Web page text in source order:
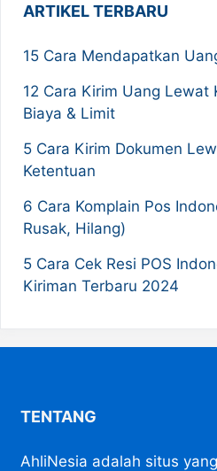
ARTIKEL TERBARU
15 Cara Mendapatkan
12 Cara Kirim Uang Lewat
Biaya & Limit
5 Cara Kirim Dokumen
Ketentuan
6 Cara Komplain Pos
Rusak, Hilang)
5 Cara Cek Resi POS
Kiriman Terbaru 2024
TENTANG
AhliNesia adalah situs